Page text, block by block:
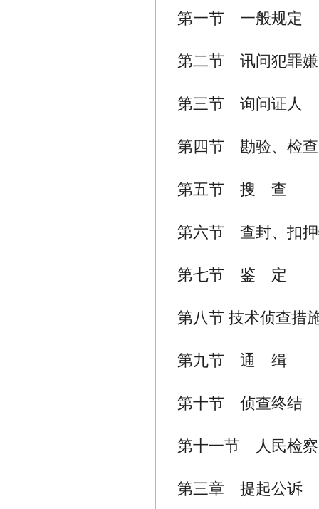
第一节 一般规定
第二节 讯问犯罪
第三节 询问证人
第四节 勘验、检查
第五节 搜 查
第六节 查封、扣押
第七节 鉴 定
第八节 技术侦查措
第九节 通 缉
第十节 侦查终结
第十一节 人民检察
第三章 提起公诉